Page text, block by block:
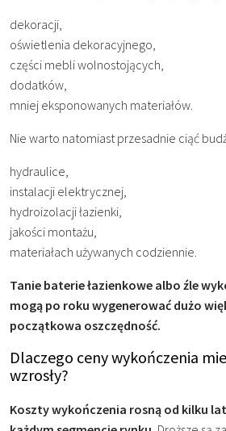
dekoracji,
oświetlenia dekoracyjnego,
części mebli wolnostojących,
dodatków,
mniej eksponowanych materiałów.
Nie warto natomiast przesadnie ciąć
hydraulice,
instalacji elektrycznej,
hydroizolacji łazienki,
jakości montażu,
materiałach używanych codziennie.
Tanie baterie łazienkowe albo źle
mogą po roku wygenerować dużo
początkowa oszczędność.
Dlaczego ceny wykończenia
wzrosły?
Koszty wykończenia rosną od kilku